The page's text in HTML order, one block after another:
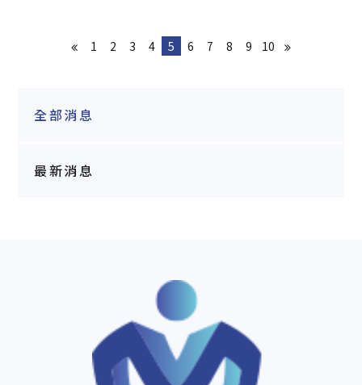
全部消息
最新消息
1 2 3 4 5 6 7 8 9 10